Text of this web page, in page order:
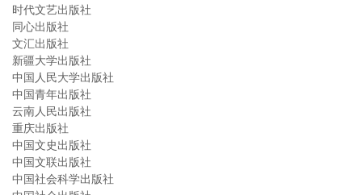
时代文艺出版社
同心出版社
文汇出版社
新疆大学出版社
中国人民大学出版社
中国青年出版社
云南人民出版社
重庆出版社
中国文史出版社
中国文联出版社
中国社会科学出版社